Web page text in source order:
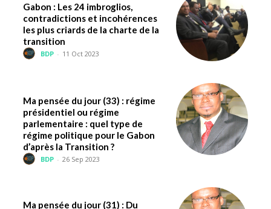
Gabon : Les 24 imbroglios,
contradictions et incohérences
les plus criards de la charte de la
transition
BDP - 11 Oct 2023
Ma pensée du jour (33) : régime
présidentiel ou régime
parlementaire : quel type de
régime politique pour le Gabon
d’après la Transition ?
BDP - 26 Sep 2023
Ma pensée du jour (31) : Du